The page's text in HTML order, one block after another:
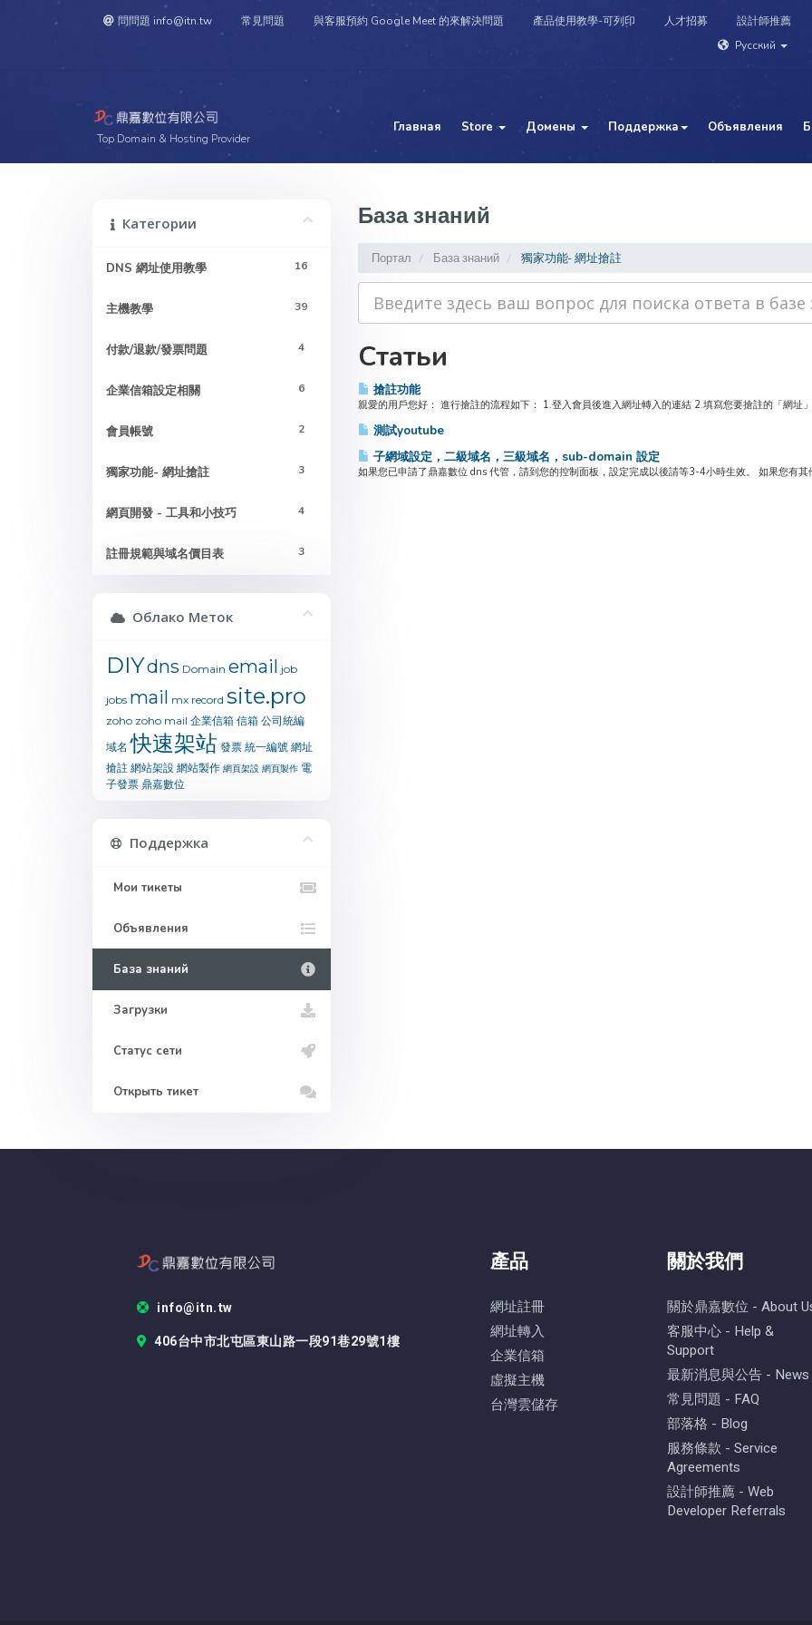
問問題 info@itn.tw 常見問題 與客服預約 Google Meet 的來解決問題 產品使用教學-可列印 人才招募
設計師推薦
Русский
Top Domain & Hosting Provider
Главная Store Домены Поддержка Объявления
База знаний
Портал База знаний 獨家功能- 網址搶註
Категории
16
DNS 網址使用教學
39
主機教學
4
付款/退款/發票問題
6
企業信箱設定相關
2
會員帳號
3
獨家功能- 網址搶註
4
網頁開發 - 工具和小技巧
3
註冊規範與域名價目表
Статьи
搶註功能
親愛的用戶您好： 進行搶註的流程如下： 1.登入會員後進入網址轉入的連結 2.填寫您要搶註的「網
測試youtube
子網域設定，二級域名，三級域名，sub-domain 設定
如果您已申請了鼎嘉數位 dns 代管，請到您的控制面板，設定完成以後請等3-4小時生效。 如果您有
Облако Меток
DIYdns Domain email job
jobs mail mx record site.pro
zoho zoho mail 企業信箱 信箱 公司統編
域名 快速架站 發票 統一編號 網址
搶註 網站架設 網站製作 網頁架設 網頁製作 電
子發票 鼎嘉數位
Поддержка
Мои тикеты
Объявления
База знаний
Загрузки
Статус сети
Открыть тикет
info@itn.tw
406台中市北屯區東山路一段91巷29號1樓
產品
網址註冊
網址轉入
企業信箱
虛擬主機
台灣雲儲存
關於我們
關於鼎嘉數位 - About
客服中心 - Help &
Support
最新消息與公告 - News
常見問題 - FAQ
部落格 - Blog
服務條款 - Service
Agreements
設計師推薦 - Web
Developer Referrals